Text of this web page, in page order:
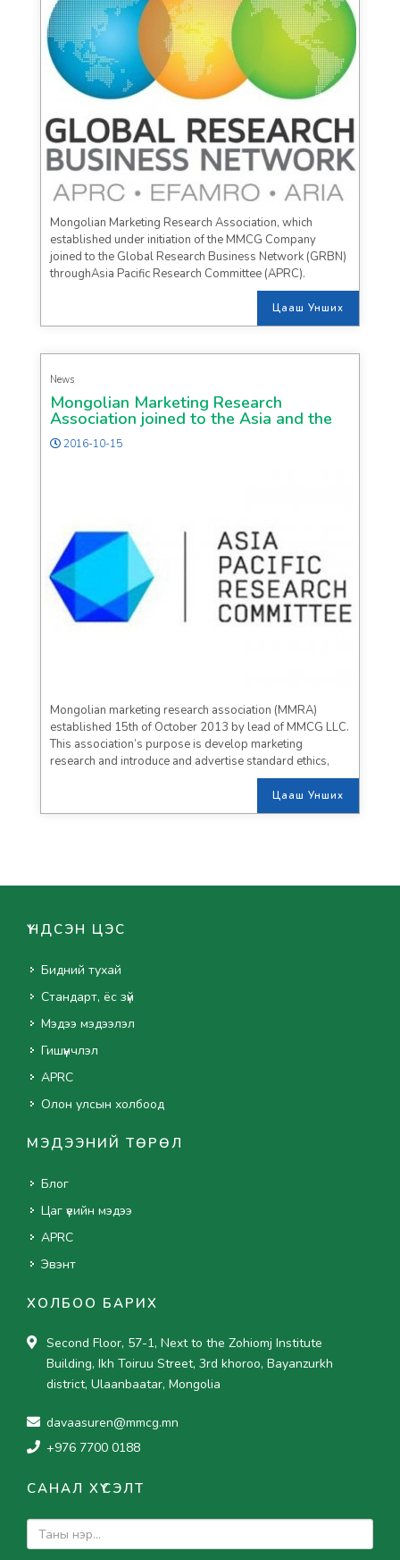
Mongolian Marketing Research Association, which
established under initiation of the MMCG Company
joined to the Global Research Business Network (GRBN)
throughAsia Pacific Research Committee (APRC).
Цааш Унших
News
Mongolian Marketing Research
Association joined to the Asia and the
Pacific Research Committee
2016-10-15
Mongolian marketing research association (MMRA)
established 15th of October 2013 by lead of MMCG LLC.
This association’s purpose is develop marketing
research and introduce and advertise standard ethics,
organize seminar & exhibition and give consultancy,
Цааш Унших
ҮНДСЭН ЦЭС
Бидний тухай
Стандарт, ёс зүй
Мэдээ мэдээлэл
Гишүүнчлэл
APRC
Олон улсын холбоод
МЭДЭЭНИЙ ТӨРӨЛ
Блог
Цаг үеийн мэдээ
APRC
Эвэнт
ХОЛБОО БАРИХ
Second Floor, 57-1, Next to the Zohiomj Institute
Building, Ikh Toiruu Street, 3rd khoroo, Bayanzurkh
district, Ulaanbaatar, Mongolia
davaasuren@mmcg.mn
+976 7700 0188
САНАЛ ХҮСЭЛТ